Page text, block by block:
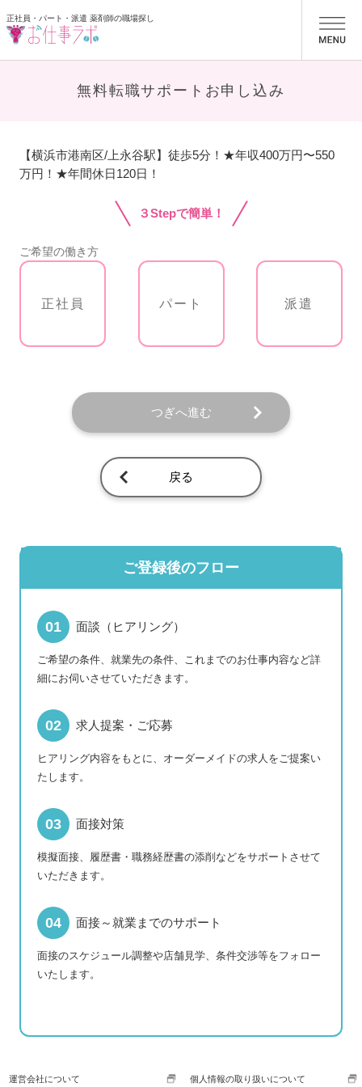
正社員・パート・派遣 薬剤師の職場探し
無料転職サポートお申し込み
【横浜市港南区/上永谷駅】徒歩5分！★年収400万円〜550
万円！★年間休日120日！
３Stepで簡単！
ご希望の働き方
正社員 パート 派遣
つぎへ進む
戻る
ご登録後のフロー
面談（ヒアリング）
ご希望の条件、就業先の条件、これまでのお仕事内容など詳
細にお伺いさせていただきます。
求人提案・ご応募
ヒアリング内容をもとに、オーダーメイドの求人をご提案い
たします。
面接対策
模擬面接、履歴書・職務経歴書の添削などをサポートさせて
いただきます。
面接～就業までのサポート
面接のスケジュール調整や店舗見学、条件交渉等をフォロー
いたします。
運営会社について 個人情報の取り扱いについて